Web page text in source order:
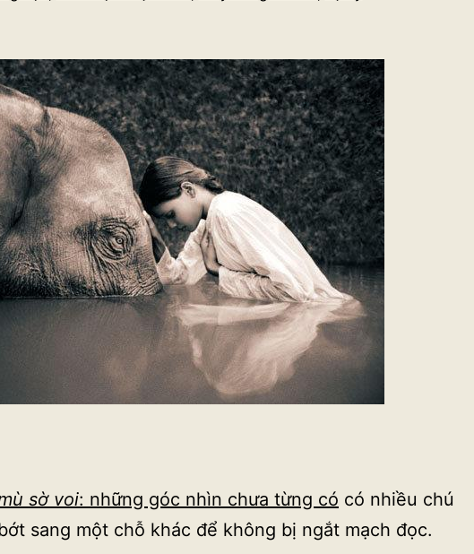
sờ voi: những góc nhìn chưa từng có có nhiều chú
sang một chỗ khác để không bị ngắt mạch đọc.